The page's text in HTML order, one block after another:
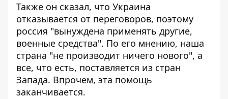
Также он сказал, что Украина
отказывается от переговоров, поэтому
россия "вынуждена применять другие,
военные средства". По его мнению, наша
страна "не производит ничего нового", а
все, что есть, поставляется из стран
Запада. Впрочем, эта помощь
заканчивается.